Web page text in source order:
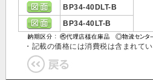
BP34-40DLT-B
BP34-40LT-B
・記載の価格には消費税は含まれて